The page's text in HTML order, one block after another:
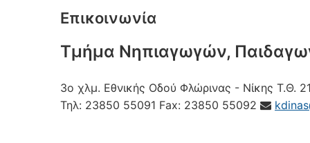
Επικοινωνία
Τμήμα Νηπιαγωγών,
3ο χλμ. Εθνικής Οδού Φλώρινας - Νίκης Τ.Θ.
Τηλ: 23850 55091 Fax: 23850 55092